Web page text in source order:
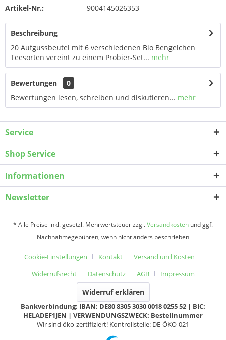
Artikel-Nr.: 9004145026353
Beschreibung
20 Aufgussbeutel mit 6 verschiedenen Bio Bengelchen
Teesorten vereint zu einem Probier-Set... mehr
Bewertungen
0
Bewertungen lesen, schreiben und diskutieren... mehr
Service
Shop Service
Informationen
Newsletter
* Alle Preise inkl. gesetzl. Mehrwertsteuer zzgl.Versandkosten und ggf.
Nachnahmegebühren, wenn nicht anders beschrieben
Cookie-Einstellungen Kontakt
Versand und Kosten
Widerrufsrecht
Datenschutz AGB Impressum
Widerruf erklären
Bankverbindung: IBAN: DE80 8305 3030 0018 0255 52 | BIC:
HELADEF1JEN | VERWENDUNGSZWECK: Bestellnummer
Wir sind öko-zertifiziert! Kontrollstelle: DE-ÖKO-021